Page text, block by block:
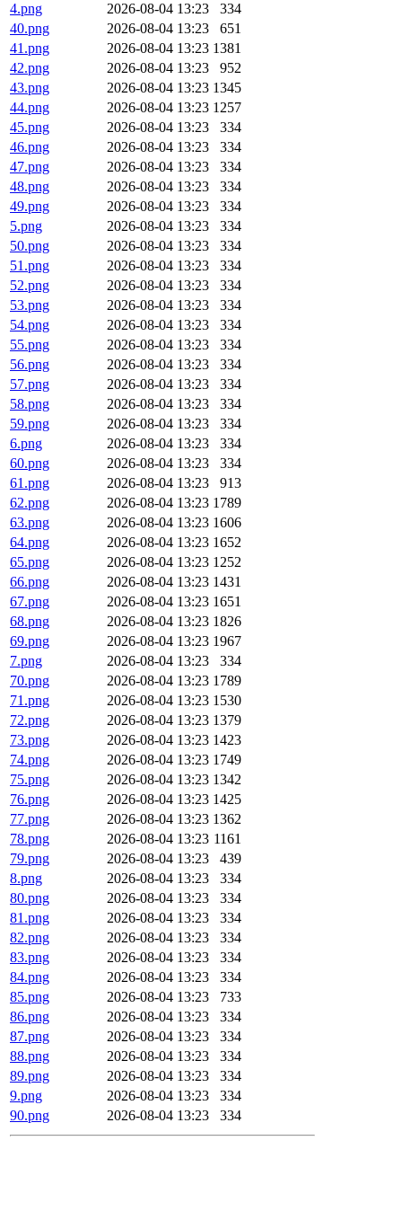
4.png
2026-08-04 13:23
334
40.png
2026-08-04 13:23
651
41.png
2026-08-04 13:23 1381
42.png
2026-08-04 13:23
952
43.png
2026-08-04 13:23 1345
44.png
2026-08-04 13:23 1257
45.png
2026-08-04 13:23
334
46.png
2026-08-04 13:23
334
47.png
2026-08-04 13:23
334
48.png
2026-08-04 13:23
334
49.png
2026-08-04 13:23
334
5.png
2026-08-04 13:23
334
50.png
2026-08-04 13:23
334
51.png
2026-08-04 13:23
334
52.png
2026-08-04 13:23
334
53.png
2026-08-04 13:23
334
54.png
2026-08-04 13:23
334
55.png
2026-08-04 13:23
334
56.png
2026-08-04 13:23
334
57.png
2026-08-04 13:23
334
58.png
2026-08-04 13:23
334
59.png
2026-08-04 13:23
334
6.png
2026-08-04 13:23
334
60.png
2026-08-04 13:23
334
61.png
2026-08-04 13:23
913
62.png
2026-08-04 13:23 1789
63.png
2026-08-04 13:23 1606
64.png
2026-08-04 13:23 1652
65.png
2026-08-04 13:23 1252
66.png
2026-08-04 13:23 1431
67.png
2026-08-04 13:23 1651
68.png
2026-08-04 13:23 1826
69.png
2026-08-04 13:23 1967
7.png
2026-08-04 13:23
334
70.png
2026-08-04 13:23 1789
71.png
2026-08-04 13:23 1530
72.png
2026-08-04 13:23 1379
73.png
2026-08-04 13:23 1423
74.png
2026-08-04 13:23 1749
75.png
2026-08-04 13:23 1342
76.png
2026-08-04 13:23 1425
77.png
2026-08-04 13:23 1362
78.png
2026-08-04 13:23 1161
79.png
2026-08-04 13:23
439
8.png
2026-08-04 13:23
334
80.png
2026-08-04 13:23
334
81.png
2026-08-04 13:23
334
82.png
2026-08-04 13:23
334
83.png
2026-08-04 13:23
334
84.png
2026-08-04 13:23
334
85.png
2026-08-04 13:23
733
86.png
2026-08-04 13:23
334
87.png
2026-08-04 13:23
334
88.png
2026-08-04 13:23
334
89.png
2026-08-04 13:23
334
9.png
2026-08-04 13:23
334
90.png
2026-08-04 13:23 334